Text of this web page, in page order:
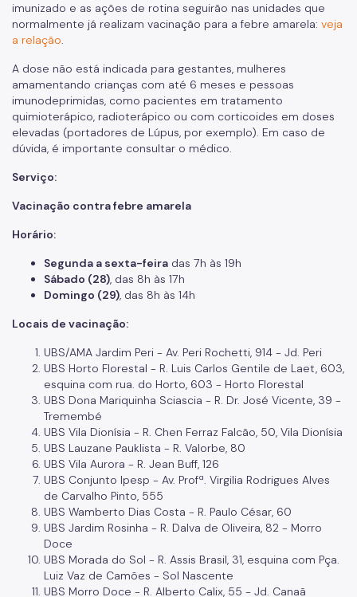
imunizado e as ações de rotina seguirão nas unidades que
normalmente já realizam vacinação para a febre amarela: veja
a relação.
A dose não está indicada para gestantes, mulheres
amamentando crianças com até 6 meses e pessoas
imunodeprimidas, como pacientes em tratamento
quimioterápico, radioterápico ou com corticoides em doses
elevadas (portadores de Lúpus, por exemplo). Em caso de
dúvida, é importante consultar o médico.
Serviço:
Vacinação contra febre amarela
Horário:
Segunda a sexta-feira das 7h às 19h
Sábado (28), das 8h às 17h
Domingo (29), das 8h às 14h
Locais de vacinação:
UBS/AMA Jardim Peri - Av. Peri Rochetti, 914 - Jd. Peri
UBS Horto Florestal - R. Luis Carlos Gentile de Laet, 603,
esquina com rua. do Horto, 603 - Horto Florestal
UBS Dona Mariquinha Sciascia - R. Dr. José Vicente, 39 -
Tremembé
UBS Vila Dionísia - R. Chen Ferraz Falcão, 50, Vila Dionísia
UBS Lauzane Pauklista - R. Valorbe, 80
UBS Vila Aurora - R. Jean Buff, 126
UBS Conjunto Ipesp - Av. Profª. Virgilia Rodrigues Alves
de Carvalho Pinto, 555
UBS Wamberto Dias Costa - R. Paulo César, 60
UBS Jardim Rosinha - R. Dalva de Oliveira, 82 - Morro
Doce
UBS Morada do Sol - R. Assis Brasil, 31, esquina com Pça.
Luiz Vaz de Camões - Sol Nascente
UBS Morro Doce - R. Alberto Calix, 55 - Jd. Canaã